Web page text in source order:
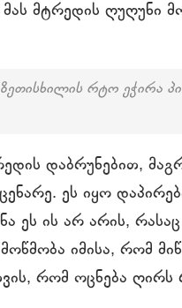
მტრედის ღუღუნი
რტო ეჭირა
დაბრუნებით,
ეს იყო
ეს ის არ არის,
იმისა, რომ
რომ ოცნება ღირს